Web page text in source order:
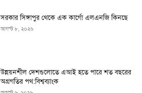
সরকার সিঙ্গাপুর থেকে এক কার্গো এলএনজি কিনছে
আগস্ট ৮, ২০২৬
উন্নয়নশীল দেশগুলোতে এআই হতে পারে শত বছরের
অগ্রগতির পথ:বিশ্বব্যাংক